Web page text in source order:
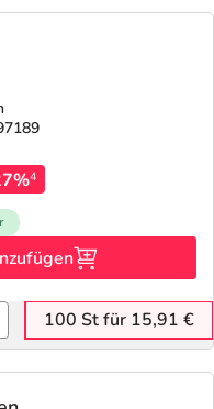
4
100 St für 15,91 €